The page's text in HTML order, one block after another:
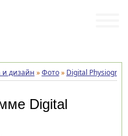
и дизайн »Фото» Digital
Digital